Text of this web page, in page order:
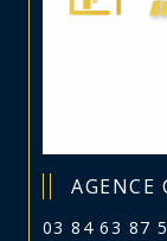
AGENCE
03 84 63 87